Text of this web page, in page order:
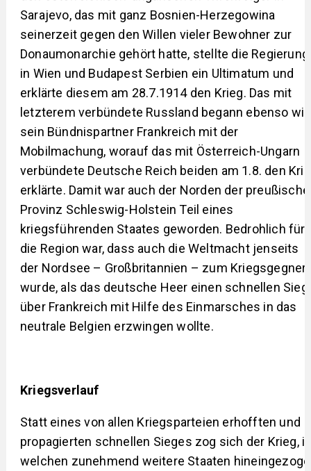
Sarajevo, das mit ganz Bosnien-Herzegowina
seinerzeit gegen den Willen vieler Bewohner zur
Donaumonarchie gehört hatte, stellte die Regierung
in Wien und Budapest Serbien ein Ultimatum und
erklärte diesem am 28.7.1914 den Krieg. Das mit
letzterem verbündete Russland begann ebenso wie
sein Bündnispartner Frankreich mit der
Mobilmachung, worauf das mit Österreich-Ungarn
verbündete Deutsche Reich beiden am 1.8. den
erklärte. Damit war auch der Norden der
Provinz Schleswig-Holstein Teil eines
kriegsführenden Staates geworden. Bedrohlich für
die Region war, dass auch die Weltmacht jenseits
der Nordsee – Großbritannien – zum Kriegsgegner
wurde, als das deutsche Heer einen schnellen Sieg
über Frankreich mit Hilfe des Einmarsches in das
neutrale Belgien erzwingen wollte.
Kriegsverlauf
Statt eines von allen Kriegsparteien erhofften und
propagierten schnellen Sieges zog sich der Krieg,
welchen zunehmend weitere Staaten